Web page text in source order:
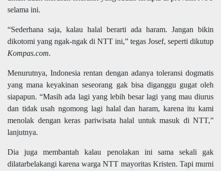
selama ini.
“Sederhana saja, kalau halal berarti ada haram. Jangan bikin
dikotomi yang ngak-ngak di NTT ini,” tegas Josef, seperti dikutup
Kompas.com.
Menurutnya, Indonesia rentan dengan adanya toleransi dogmatis
yang mana keyakinan seseorang gak bisa diganggu gugat oleh
siapapun. “Masih ada lagi yang lebih besar lagi yang mau diurus
dan tidak usah ngomong lagi halal dan haram, karena itu kami
menolak dengan keras pariwisata halal untuk masuk di NTT,”
lanjutnya.
Dia juga membantah kalau penolakan ini sama sekali gak
dilatarbelakangi karena warga NTT mayoritas Kristen. Tapi murni